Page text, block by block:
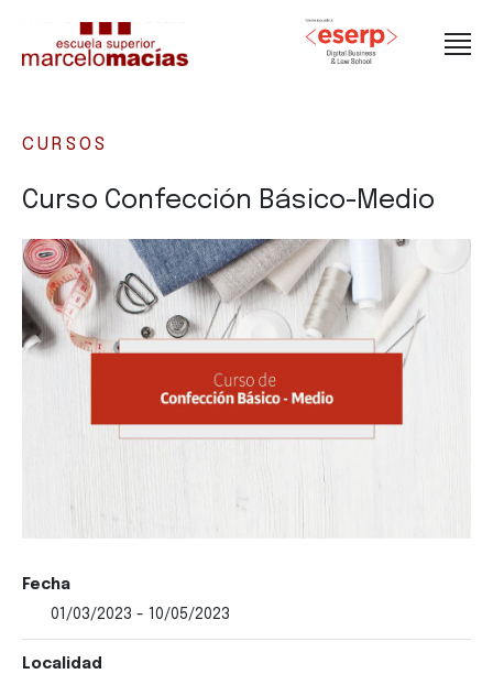
CURSOS
Curso Confección Básico-Medio
Fecha
01/03/2023 - 10/05/2023
Localidad